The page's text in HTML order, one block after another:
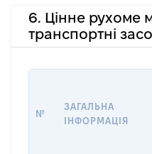
6. Цінне рухоме
транспортні
№
ЗАГАЛЬНА
ІНФОРМАЦІЯ